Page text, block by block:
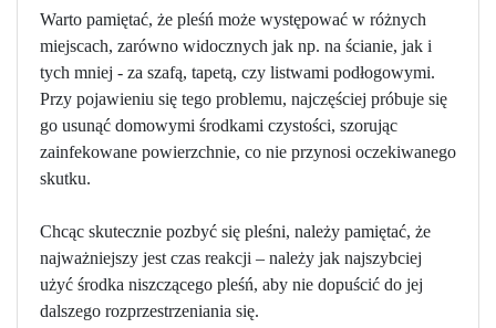
Warto pamiętać, że pleśń może występować w różnych
miejscach, zarówno widocznych jak np. na ścianie, jak i
tych mniej - za szafą, tapetą, czy listwami podłogowymi.
Przy pojawieniu się tego problemu, najczęściej próbuje się
go usunąć domowymi środkami czystości, szorując
zainfekowane powierzchnie, co nie przynosi oczekiwanego
skutku.
Chcąc skutecznie pozbyć się pleśni, należy pamiętać, że
najważniejszy jest czas reakcji – należy jak najszybciej
użyć środka niszczącego pleśń, aby nie dopuścić do jej
dalszego rozprzestrzeniania się.